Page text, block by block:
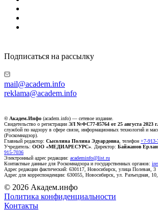
Подписаться на рассылку
mail@academ.info
reklama@academ.info
© Академ.Инфо (academ.info) — сетевое издание.
Свидетельство о регистрации ЭЛ №ФС77-85764 от 25 августа 2023 г.
службой по надзору в сфере связи, информационных технологий и
(Роскомнадзор).
Главный редактор: Сысолина Полина Эдуардовна , телефон +7-913-
Учредитель: ООО «МЕДИАРЕСУРС» . Директор: Байжанов
915-7036
Электронный адрес редакции: academinfo@list.ru
Контактные данные для Роскомнадзора и государственных органов:
Адрес редакции фактический: 630117, Новосибирск, улица Полевая, 3
Адрес для корреспонденции: 630055, Новосибирск, ул. Разъездная,
© 2026 Академ.инфо
Политика конфиденциальности
Контакты